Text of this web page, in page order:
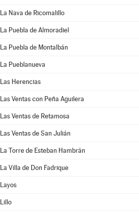
La Nava de Ricomalillo
La Puebla de Almoradiel
La Puebla de Montalbán
La Pueblanueva
Las Herencias
Las Ventas con Peña Aguilera
Las Ventas de Retamosa
Las Ventas de San Julián
La Torre de Esteban Hambrán
La Villa de Don Fadrique
Layos
Lillo